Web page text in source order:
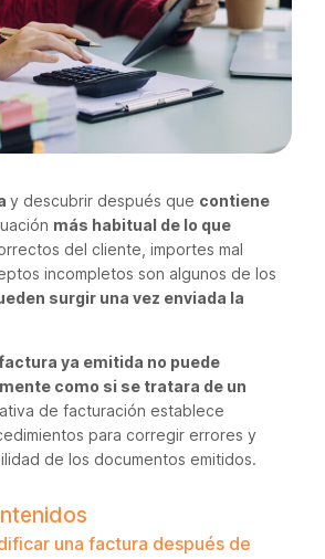
y descubrir después que contiene
más habitual de lo que
del cliente, importes mal
incompletos son algunos de los
surgir una vez enviada la
ya emitida no puede
como si se tratara de un
de facturación establece
para corregir errores y
de los documentos emitidos.
una factura después de